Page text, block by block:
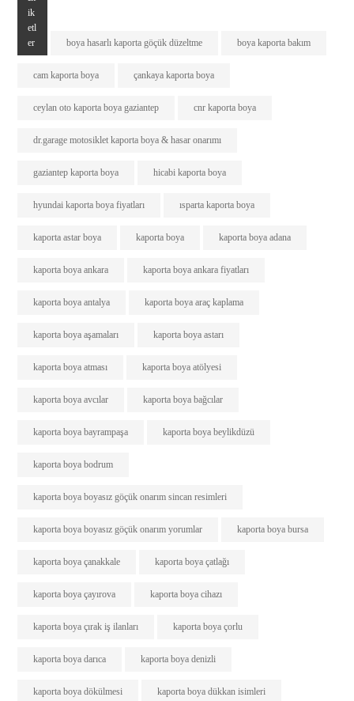
ik
etl
er
boya hasarlı kaporta göçük düzeltme boya kaporta bakım
cam kaporta boya çankaya kaporta boya
ceylan oto kaporta boya gaziantep cnr kaporta boya
dr.garage motosiklet kaporta boya & hasar onarımı
gaziantep kaporta boya hicabi kaporta boya
hyundai kaporta boya fiyatları ısparta kaporta boya
kaporta astar boya kaporta boya kaporta boya adana
kaporta boya ankara kaporta boya ankara fiyatları
kaporta boya antalya kaporta boya araç kaplama
kaporta boya aşamaları kaporta boya astarı
kaporta boya atması kaporta boya atölyesi
kaporta boya avcılar kaporta boya bağcılar
kaporta boya bayrampaşa kaporta boya beylikdüzü
kaporta boya bodrum
kaporta boya boyasız göçük onarım sincan resimleri
kaporta boya boyasız göçük onarım yorumlar kaporta boya bursa
kaporta boya çanakkale kaporta boya çatlağı
kaporta boya çayırova kaporta boya cihazı
kaporta boya çırak iş ilanları kaporta boya çorlu
kaporta boya darıca kaporta boya denizli
kaporta boya dökülmesi kaporta boya dükkan isimleri